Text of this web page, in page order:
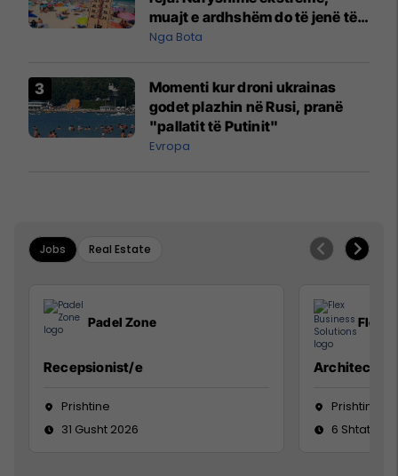
muajt e ardhshëm do të jenë të
pazakontë
Nga Bota
Momenti kur droni ukrainas
godet plazhin në Rusi, pranë
"pallatit të Putinit"
Evropa
Jobs Real Estate
Padel Zone
Recepsionist/e
Prishtine
31 Gusht 2026
Flex
Architect
Prishtinë
6 Shtator